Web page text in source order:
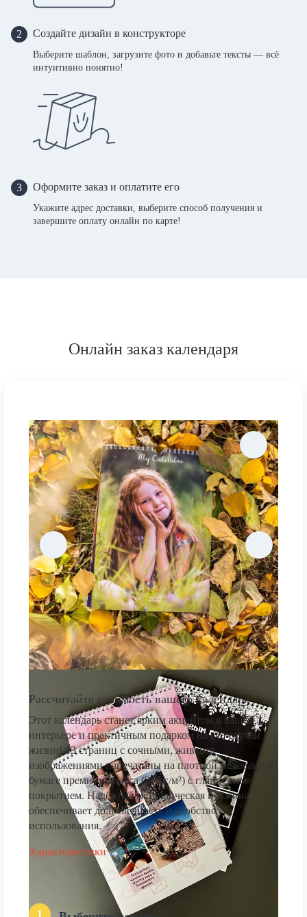
2 Создайте дизайн в конструкторе
Выберите шаблон, загрузите фото и добавьте тексты — всё
интуитивно понятно!
3 Оформите заказ и оплатите его
Укажите адрес доставки, выберите способ получения и
завершите оплату онлайн по карте!
Онлайн заказ календаря
Рассчитайте стоимость вашего календаря
Этот календарь станет ярким акцентом в вашем
интерьере и практичным подарком на все случаи
жизни! 13 страниц с сочными, живыми
изображениями напечатаны на плотной мелованной
бумаге премиум-класса (250 г/м²) с глянцевым
покрытием. Надёжная металлическая пружина
обеспечивает долговечность и удобство
использования.
Характеристики
1